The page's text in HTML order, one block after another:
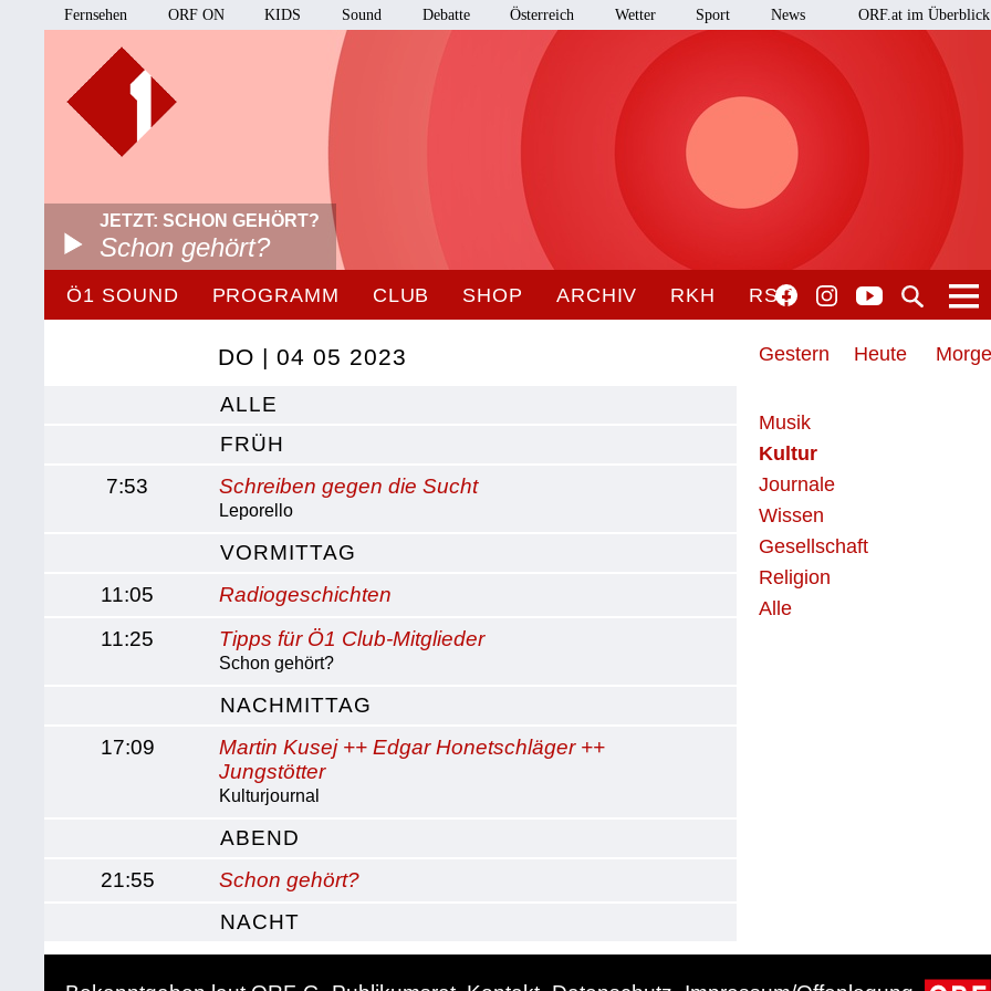
Fernsehen ORF ON KIDS Sound Debatte Österreich Wetter Sport News ORF.at im Überblick
JETZT: SCHON GEHÖRT?
Schon gehört?
Ö1 SOUND PROGRAMM CLUB SHOP ARCHIV RKH RSO
Gestern Heute
Musik
Kultur
Journale
Wissen
Gesellschaft
Religion
Alle
DO | 04 05 2023
ALLE
FRÜH
7:53
Schreiben gegen die Sucht
Leporello
VORMITTAG
11:05
Radiogeschichten
11:25
Tipps für Ö1 Club-Mitglieder
Schon gehört?
NACHMITTAG
17:09
Martin Kusej ++ Edgar Honetschläger ++
Jungstötter
Kulturjournal
ABEND
21:55
Schon gehört?
NACHT